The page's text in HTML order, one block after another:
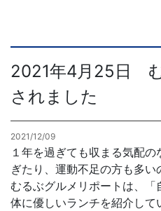
発送代行・全国流
デジタルコンテン社員
お問
2021年4月25日
されました
2021/12/09
１年を過ぎても収まる気配
ぎたり、運動不足の方も多い
むるぶグルメリポートは、
体に優しいランチを紹介して